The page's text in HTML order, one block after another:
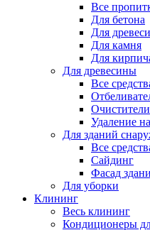
Все
Для бетона
Для
Для камня
Для
Для древесины
Все
Очистители
Удаление
Для зданий
Все
Сайдинг
Фасад
Для уборки
Клининг
Весь клининг
Кондиционеры